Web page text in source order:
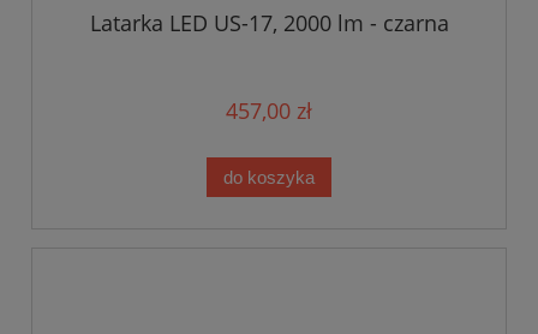
Latarka LED US-17, 2000 lm - czarna
457,00 zł
do koszyka